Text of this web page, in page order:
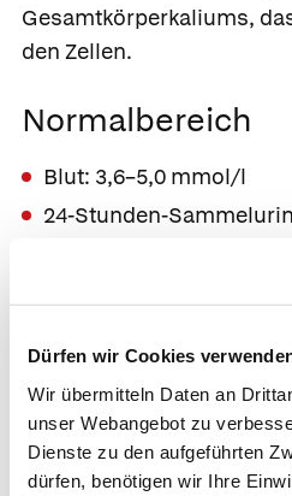
Dürfen wir Cookies
Wir übermitteln Daten an
unser Webangebot zu
Dienste zu den aufgeführten
dürfen, benötigen wir Ihre
Gesamtkörperkaliums,
den Zellen.
Normalbereich
Blut: 3,6–5,0 mmol/l
24-Stunden-
Indikation
Verlaufskontrolle bei
Kontrolle einer
Verdacht auf
Kontrolle des